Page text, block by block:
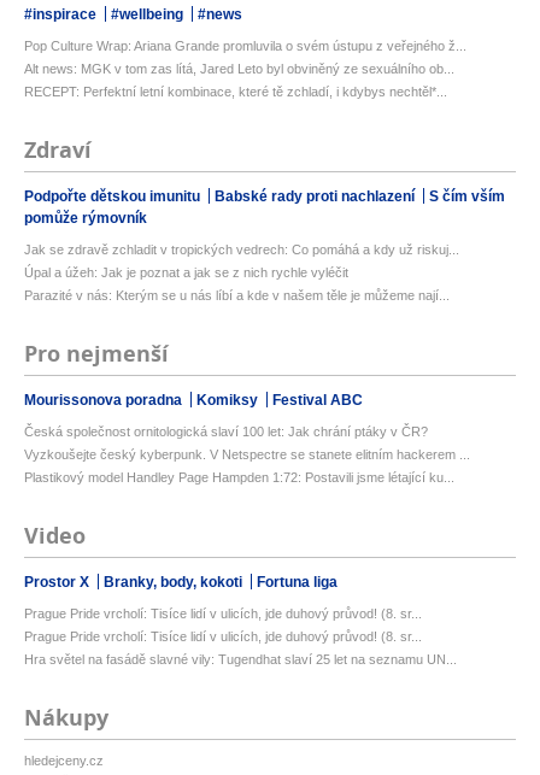
#inspirace #wellbeing #news
Pop Culture Wrap: Ariana Grande promluvila o svém ústupu z veřejného ž...
Alt news: MGK v tom zas lítá, Jared Leto byl obviněný ze sexuálního ob...
RECEPT: Perfektní letní kombinace, které tě zchladí, i kdybys nechtěl*...
Zdraví
Podpořte dětskou imunitu Babské rady proti nachlazení
S čím vším
pomůže rýmovník
Jak se zdravě zchladit v tropických vedrech: Co pomáhá a kdy už riskuj...
Úpal a úžeh: Jak je poznat a jak se z nich rychle vyléčit
Parazité v nás: Kterým se u nás líbí a kde v našem těle je můžeme nají...
Pro nejmenší
Mourissonova poradna Komiksy Festival ABC
Česká společnost ornitologická slaví 100 let: Jak chrání ptáky v ČR?
Vyzkoušejte český kyberpunk. V Netspectre se stanete elitním hackerem ...
Plastikový model Handley Page Hampden 1:72: Postavili jsme létající ku...
Video
Prostor X Branky, body, kokoti Fortuna liga
Prague Pride vrcholí: Tisíce lidí v ulicích, jde duhový průvod! (8. sr...
Prague Pride vrcholí: Tisíce lidí v ulicích, jde duhový průvod! (8. sr...
Hra světel na fasádě slavné vily: Tugendhat slaví 25 let na seznamu UN...
Nákupy
hledejceny.cz